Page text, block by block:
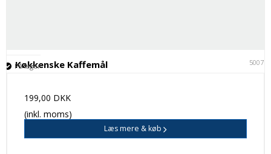
Køkkenske Kaffemål 50071
På lager
199,00 DKK
(inkl. moms)
Læs mere & køb